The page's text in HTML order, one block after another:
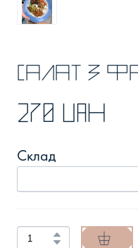
Салат з
270 UAH
Склад